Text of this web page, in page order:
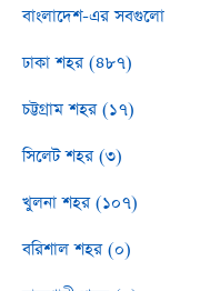
বাংলাদেশ-এর সবগুলো
ঢাকা শহর (৪৮৭)
চট্টগ্রাম শহর (১৭)
সিলেট শহর (৩)
খুলনা শহর (১০৭)
বরিশাল শহর (০)